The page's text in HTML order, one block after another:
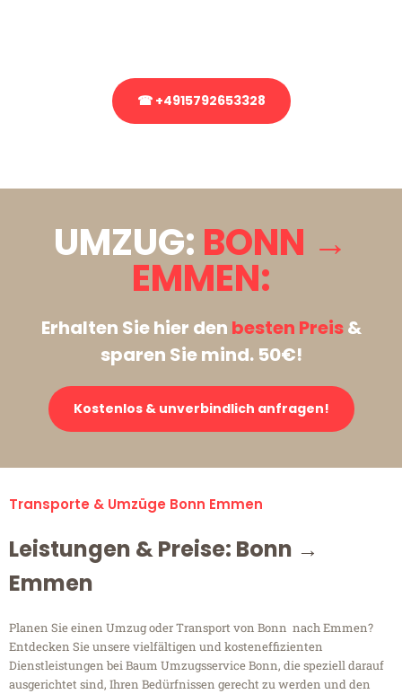
☎ +4915792653328
UMZUG: BONN →
EMMEN:
Erhalten Sie hier den besten Preis&
sparen Sie mind. 50€!
Kostenlos & unverbindlich anfragen!
Transporte & Umzüge Bonn Emmen
Leistungen & Preise: Bonn →
Emmen
Planen Sie einen Umzug oder Transport von Bonn nach Emmen?
Entdecken Sie unsere vielfältigen und kosteneffizienten
Dienstleistungen bei Baum Umzugsservice Bonn, die speziell darauf
ausgerichtet sind, Ihren Bedürfnissen gerecht zu werden und den